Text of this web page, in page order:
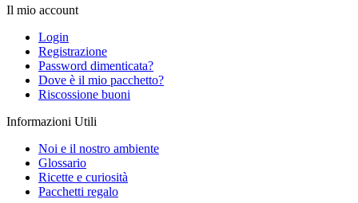
Il mio account
Login
Registrazione
Password dimenticata?
Dove è il mio pacchetto?
Riscossione buoni
Informazioni Utili
Noi e il nostro ambiente
Glossario
Ricette e curiosità
Pacchetti regalo